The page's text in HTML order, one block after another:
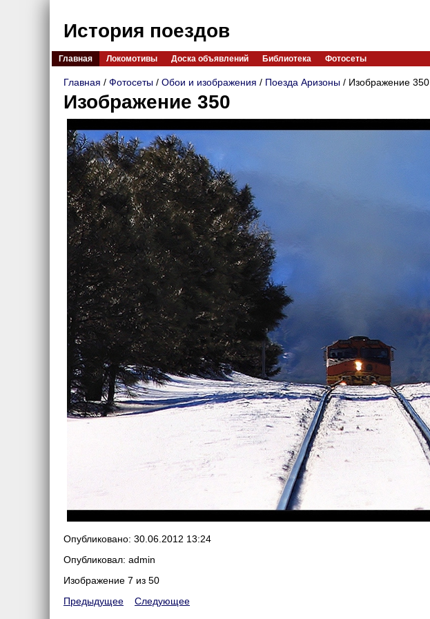
История поездов
Главная Локомотивы Доска объявлений Библиотека Фотосеты
Главная / Фотосеты / Обои и изображения / Поезда Аризоны / Изображение 350
Изображение 350
Опубликовано: 30.06.2012 13:24
Опубликовал: admin
Изображение 7 из 50
Предыдущее
Следующее